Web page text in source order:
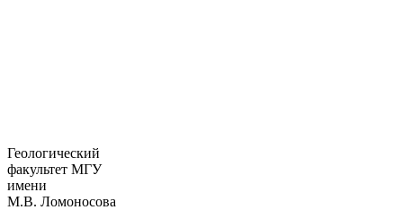
Геологический
факультет МГУ
имени
М.В. Ломоносова